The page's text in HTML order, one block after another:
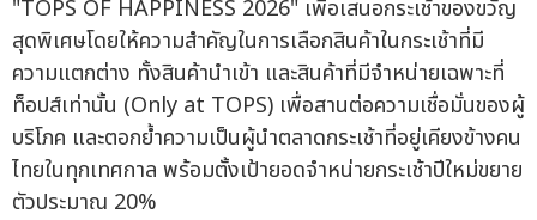
"TOPS OF HAPPINESS 2026" เพื่อเสนอกระเช้าของขวัญ
สุดพิเศษโดยให้ความสำคัญในการเลือกสินค้าในกระเช้าที่มี
ความแตกต่าง ทั้งสินค้านำเข้า และสินค้าที่มีจำหน่ายเฉพาะที่
ท็อปส์เท่านั้น (Only at TOPS) เพื่อสานต่อความเชื่อมั่นของผู้
บริโภค และตอกย้ำความเป็นผู้นำตลาดกระเช้าที่อยู่เคียงข้างคน
ไทยในทุกเทศกาล พร้อมตั้งเป้ายอดจำหน่ายกระเช้าปีใหม่ขยาย
ตัวประมาณ 20%